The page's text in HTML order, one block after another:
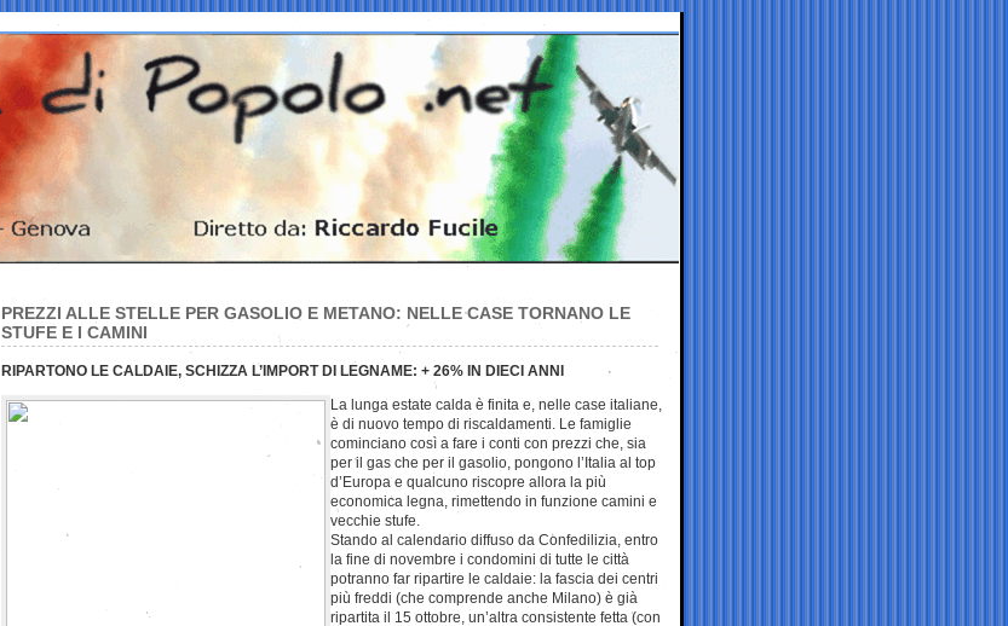
PREZZI ALLE STELLE PER GASOLIO E METANO: NELLE CASE TORNANO LE
STUFE E I CAMINI
RIPARTONO LE CALDAIE, SCHIZZA L’IMPORT DI LEGNAME: + 26% IN DIECI ANNI
La lunga estate calda è finita e, nelle case italiane,
è di nuovo tempo di riscaldamenti. Le famiglie
cominciano così a fare i conti con prezzi che, sia
per il gas che per il gasolio, pongono l’Italia al top
d’Europa e qualcuno riscopre allora la più
economica legna, rimettendo in funzione camini e
vecchie stufe.
Stando al calendario diffuso da Confedilizia, entro
la fine di novembre i condomini di tutte le città
potranno far ripartire le caldaie: la fascia dei centri
più freddi (che comprende anche Milano) è già
ripartita il 15 ottobre, un’altra consistente fetta (con